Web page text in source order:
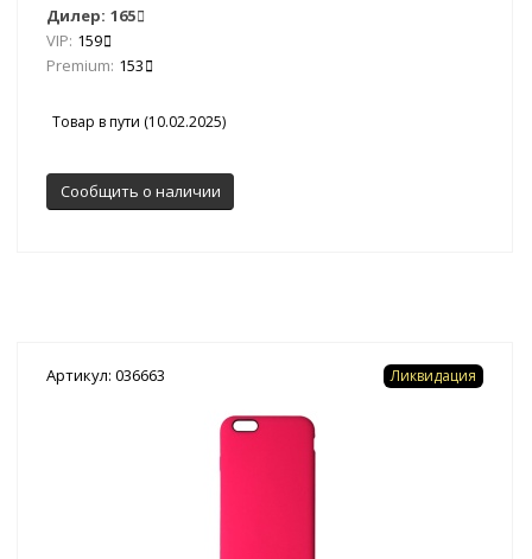
Дилер: 165
VIP: 159
Premium: 153
Товар в пути (10.02.2025)
Сообщить о наличии
Артикул: 036663 Ликвидация